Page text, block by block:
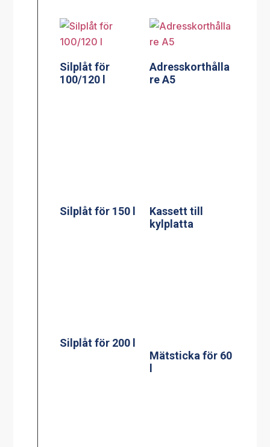
Silplåt för
100/120 l
Adresskorthålla
re A5
Silplåt för 200 l
Mätsticka för
150 l